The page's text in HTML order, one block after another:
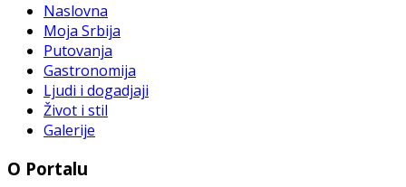
Naslovna
Moja Srbija
Putovanja
Gastronomija
Ljudi i dogadjaji
Život i stil
Galerije
O Portalu